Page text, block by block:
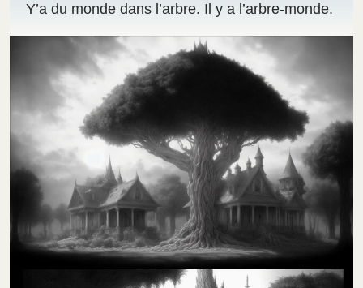
Y’a du monde dans l’arbre. Il y a l’arbre-monde.